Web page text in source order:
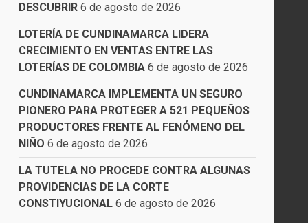
DESCUBRIR 6 de agosto de 2026
LOTERÍA DE CUNDINAMARCA LIDERA
CRECIMIENTO EN VENTAS ENTRE LAS
LOTERÍAS DE COLOMBIA 6 de agosto de 2026
CUNDINAMARCA IMPLEMENTA UN SEGURO
PIONERO PARA PROTEGER A 521 PEQUEÑOS
PRODUCTORES FRENTE AL FENÓMENO DEL
NIÑO 6 de agosto de 2026
LA TUTELA NO PROCEDE CONTRA ALGUNAS
PROVIDENCIAS DE LA CORTE
CONSTIYUCIONAL 6 de agosto de 2026